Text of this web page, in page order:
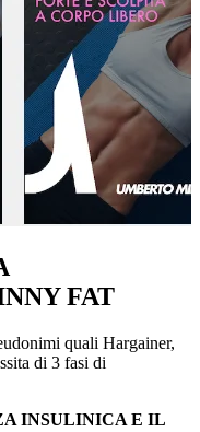
FAT
quali Hargainer,
di 3 fasi di
INSULINICA E IL